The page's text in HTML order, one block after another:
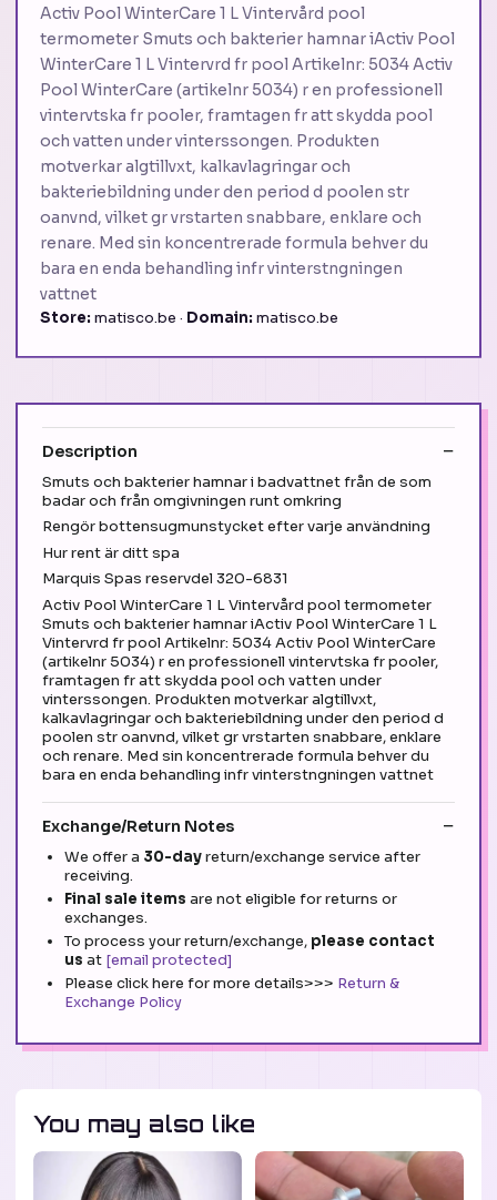
Activ Pool WinterCare 1 L Vintervård pool
termometer Smuts och bakterier hamnar iActiv Pool
WinterCare 1 L Vintervrd fr pool Artikelnr: 5034 Activ
Pool WinterCare (artikelnr 5034) r en professionell
vintervtska fr pooler, framtagen fr att skydda pool
och vatten under vinterssongen. Produkten
motverkar algtillvxt, kalkavlagringar och
bakteriebildning under den period d poolen str
oanvnd, vilket gr vrstarten snabbare, enklare och
renare. Med sin koncentrerade formula behver du
bara en enda behandling infr vinterstngningen
vattnet
Store: matisco.be · Domain: matisco.be
Description
Smuts och bakterier hamnar i badvattnet från de som
badar och från omgivningen runt omkring
Rengör bottensugmunstycket efter varje användning
Hur rent är ditt spa
Marquis Spas reservdel 320-6831
Activ Pool WinterCare 1 L Vintervård pool termometer
Smuts och bakterier hamnar iActiv Pool WinterCare 1 L
Vintervrd fr pool Artikelnr: 5034 Activ Pool WinterCare
(artikelnr 5034) r en professionell vintervtska fr pooler,
framtagen fr att skydda pool och vatten under
vinterssongen. Produkten motverkar algtillvxt,
kalkavlagringar och bakteriebildning under den period d
poolen str oanvnd, vilket gr vrstarten snabbare, enklare
och renare. Med sin koncentrerade formula behver du
bara en enda behandling infr vinterstngningen vattnet
Exchange/Return Notes
We offer a 30-dayreturn/exchange service after
receiving.
Final sale items are not eligible for returns or
exchanges.
To process your return/exchange, please contact
us at [email protected]
Please click here for more details>>> Return &
Exchange Policy
You may also like